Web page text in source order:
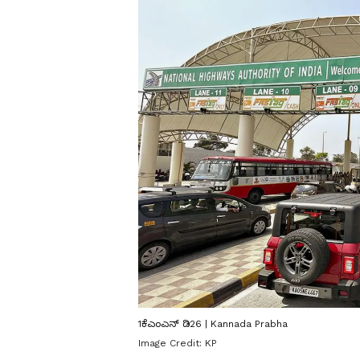
1ಕೆಎಂಎನ್ ಡಿ26 | Kannada Prabha
Image Credit: KP